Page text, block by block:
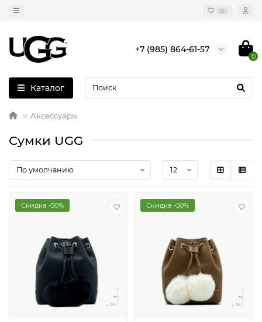
0
+7 (985) 864-61-57
0
Каталог
Аксессуары
Сумки UGG
Скидка -50% Скидка -50%